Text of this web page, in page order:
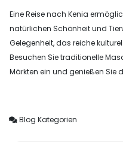
Eine Reise nach Kenia
natürlichen Schönheit und
Gelegenheit, das reiche
Besuchen Sie traditionelle
Märkten ein und genießen Sie
Blog Kategorien